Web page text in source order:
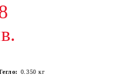
0.350 кг